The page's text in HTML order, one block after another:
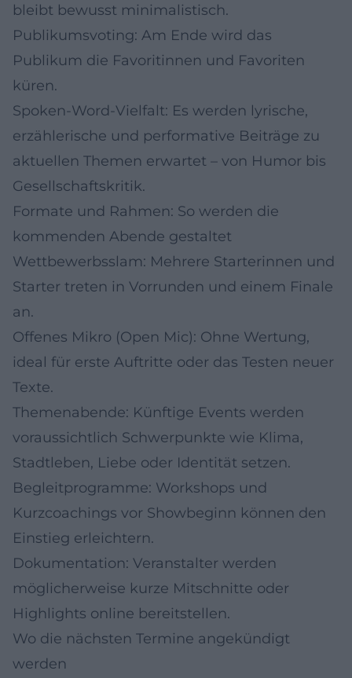
bleibt bewusst minimalistisch.
Publikumsvoting: Am Ende wird das
Publikum die Favoritinnen und Favoriten
küren.
Spoken-Word-Vielfalt: Es werden lyrische,
erzählerische und performative Beiträge zu
aktuellen Themen erwartet – von Humor bis
Gesellschaftskritik.
Formate und Rahmen: So werden die
kommenden Abende gestaltet
Wettbewerbsslam: Mehrere Starterinnen und
Starter treten in Vorrunden und einem Finale
an.
Offenes Mikro (Open Mic): Ohne Wertung,
ideal für erste Auftritte oder das Testen neuer
Texte.
Themenabende: Künftige Events werden
voraussichtlich Schwerpunkte wie Klima,
Stadtleben, Liebe oder Identität setzen.
Begleitprogramme: Workshops und
Kurzcoachings vor Showbeginn können den
Einstieg erleichtern.
Dokumentation: Veranstalter werden
möglicherweise kurze Mitschnitte oder
Highlights online bereitstellen.
Wo die nächsten Termine angekündigt
werden